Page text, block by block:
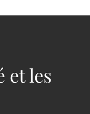
et les